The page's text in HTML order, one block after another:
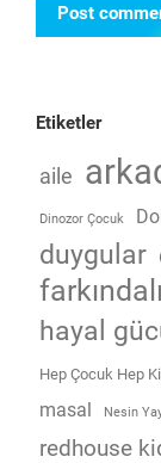
Post
Etiketler
aile
Dinozor Çocuk
duygular
hayal
Hep Çocuk Hep
masal
Nesin
redhouse